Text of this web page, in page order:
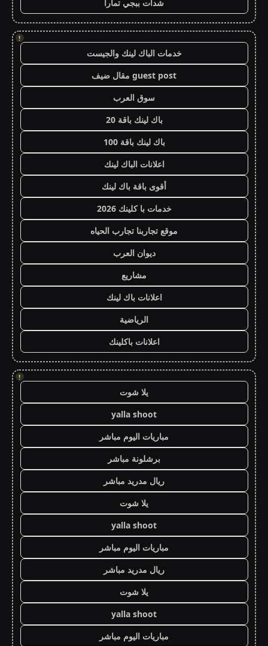
شدات ببجي تمارا
!
خدمات الباك لينك والجيست
guest post مقال ضيف
سوق العرب
باك لينك باقة 20
باك لينك باقة 100
اعلانات الباك لينك
أقوى باقة باك لينك
خدمات با كلينك 2026
موقع تجاربنا تجارب الحياه
ديوان العرب
مشاريع
اعلانات باك لينك
الرياضية
اعلانات باكلينك
!
يلا شوت
yalla shoot
مباريات اليوم مباشر
برشلونة مباشر
ريال مدريد مباشر
يلا شوت
yalla shoot
مباريات اليوم مباشر
ريال مدريد مباشر
يلا شوت
yalla shoot
مباريات اليوم مباشر